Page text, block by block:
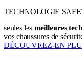
TECHNOLOGIE
seules les meilleures
vos chaussures de
DÉCOUVREZ-EN